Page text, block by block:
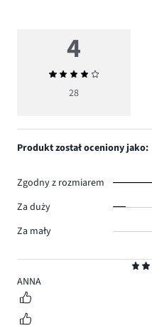
5
ANNA
4
Średnia
ocena
28
Produkt został oceniony jako:
Zgodny z rozmiarem
Za duży
Za mały